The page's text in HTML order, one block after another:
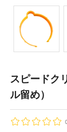
スピード
ル留め）